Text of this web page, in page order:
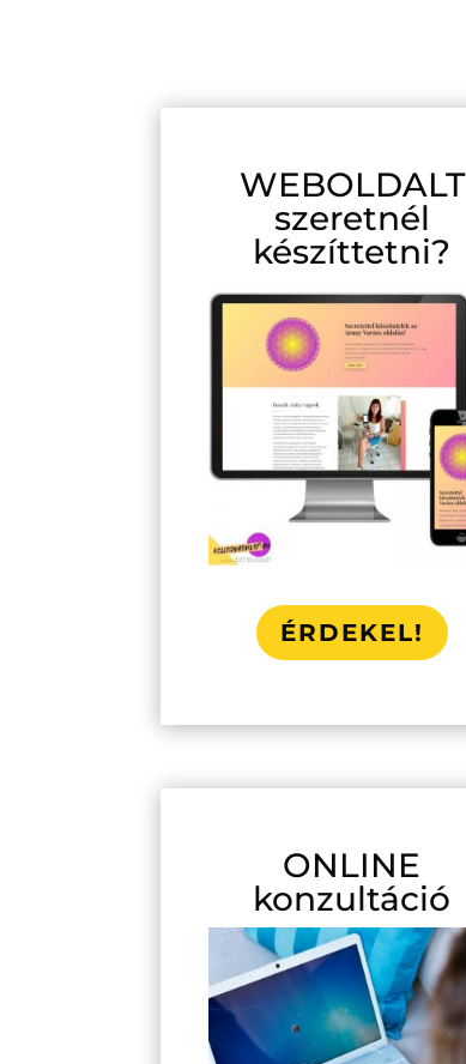
WEBOLDALT
szeretnél
készíttetni?
ÉRDEKEL!
ONLINE
konzultáció